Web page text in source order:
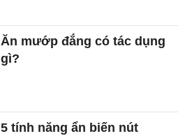
Ăn mướp đắng có tác dụng
gì?
5 tính năng ẩn biến nút